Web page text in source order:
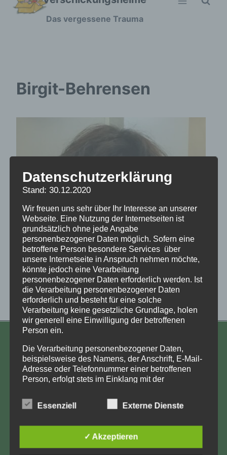
Zum
Das vergessene Trauma
Birgit-Behrensen
KONTAKT
Aufarbeitung und Erforschung
Kinderverschickung e.V.
Kiehlufer 43
info@Verschickungsheime.de
Datenschutzerklärung
Stand: 30.12.2020
Wir freuen uns sehr über Ihr Interesse an unserer
Webseite. Eine Nutzung der Internetseiten ist
grundsätzlich ohne jede Angabe
personenbezogener Daten möglich. Sofern eine
betroffene Person besondere Services über
unsere Internetseite in Anspruch nehmen möchte,
könnte jedoch eine Verarbeitung
personenbezogener Daten erforderlich werden. Ist
die Verarbeitung personenbezogener Daten
erforderlich und besteht für eine solche
Verarbeitung keine gesetzliche Grundlage, holen
wir generell eine Einwilligung der betroffenen
Person ein.
Die Verarbeitung personenbezogener Daten,
beispielsweise des Namens, der Anschrift, E-Mail-
Adresse oder Telefonnummer einer betroffenen
Person, erfolgt stets im Einklang mit der
Übereinstimmung mit den für uns geltenden
landesspezifischen Datenschutzbestimmungen.
und Zweck der von uns erhobenen, genutzten und
verarbeiteten personenbezogenen Daten
Essenziell Externe Dienste
✓ Akzeptieren